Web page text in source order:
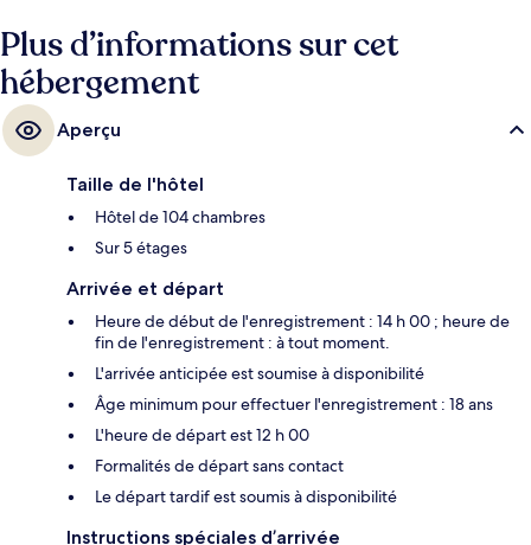
Plus d’informations sur cet
hébergement
Aperçu
Taille de l'hôtel
Hôtel de 104 chambres
Sur 5 étages
Arrivée et départ
Heure de début de l'enregistrement : 14 h 00 ; heure de
fin de l'enregistrement : à tout moment.
L'arrivée anticipée est soumise à disponibilité
Âge minimum pour effectuer l'enregistrement : 18 ans
L'heure de départ est 12 h 00
Formalités de départ sans contact
Le départ tardif est soumis à disponibilité
Instructions spéciales d’arrivée